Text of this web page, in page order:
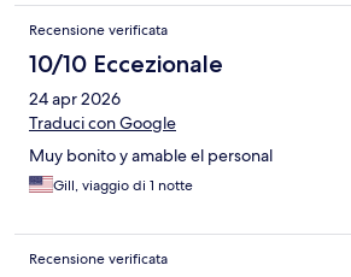
Recensione verificata
10/10 Eccezionale
24 apr 2026
Traduci con Google
Muy bonito y amable el personal
Gill, viaggio di 1 notte
Recensione verificata